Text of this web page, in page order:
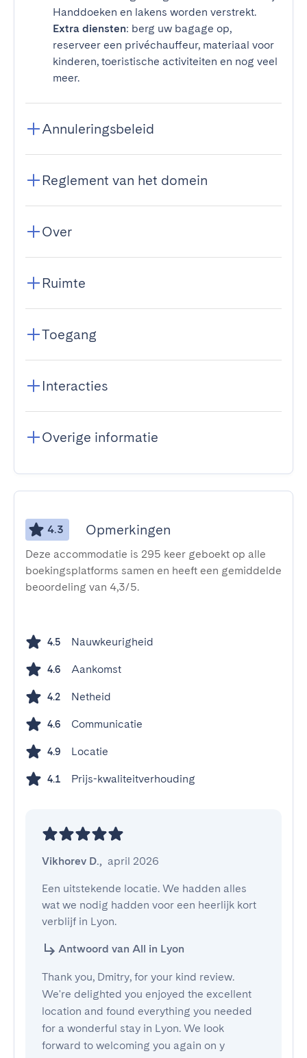
Handdoeken en lakens worden verstrekt.
Extra diensten: berg uw bagage op,
reserveer een privéchauffeur, materiaal voor
kinderen, toeristische activiteiten en nog veel
meer.
Annuleringsbeleid
Reglement van het domein
Over
Ruimte
Toegang
Interacties
Overige informatie
4.3 Opmerkingen
Deze accommodatie is 295 keer geboekt op alle
boekingsplatforms samen en heeft een gemiddelde
beoordeling van 4,3/5.
4.5 Nauwkeurigheid
4.6 Aankomst
4.2 Netheid
4.6 Communicatie
4.9 Locatie
4.1 Prijs-kwaliteitverhouding
Vikhorev D., april 2026
Een uitstekende locatie. We hadden alles
wat we nodig hadden voor een heerlijk kort
verblijf in Lyon.
Antwoord van All in Lyon
Thank you, Dmitry, for your kind review.
We're delighted you enjoyed the excellent
location and found everything you needed
for a wonderful stay in Lyon. We look
forward to welcoming you again on y